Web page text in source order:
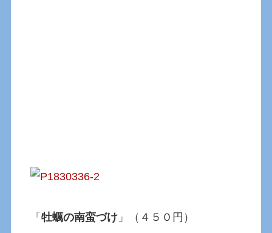
「牡蠣の南蛮づけ 」（４５０円）